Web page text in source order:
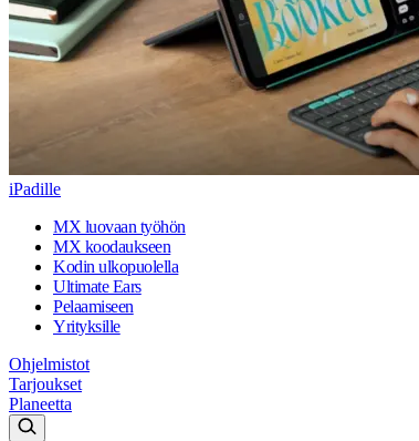
iPadille
MX luovaan työhön
MX koodaukseen
Kodin ulkopuolella
Ultimate Ears
Pelaamiseen
Yrityksille
Ohjelmistot
Tarjoukset
Planeetta